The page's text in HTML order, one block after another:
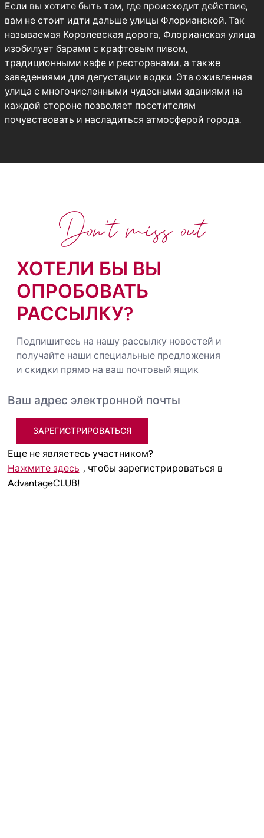
Если вы хотите быть там, где происходит действие,
вам не стоит идти дальше улицы Флорианской. Так
называемая Королевская дорога, Флорианская улица
изобилует барами с крафтовым пивом,
традиционными кафе и ресторанами, а также
заведениями для дегустации водки. Эта оживленная
улица с многочисленными чудесными зданиями на
каждой стороне позволяет посетителям
почувствовать и насладиться атмосферой города.
ХОТЕЛИ БЫ ВЫ
ОПРОБОВАТЬ
РАССЫЛКУ?
Подпишитесь на нашу рассылку новостей и
получайте наши специальные предложения
и скидки прямо на ваш почтовый ящик
ЗАРЕГИСТРИРОВАТЬСЯ
Еще не являетесь участником?
Нажмите здесь , чтобы зарегистрироваться в
AdvantageCLUB!
Don't miss out